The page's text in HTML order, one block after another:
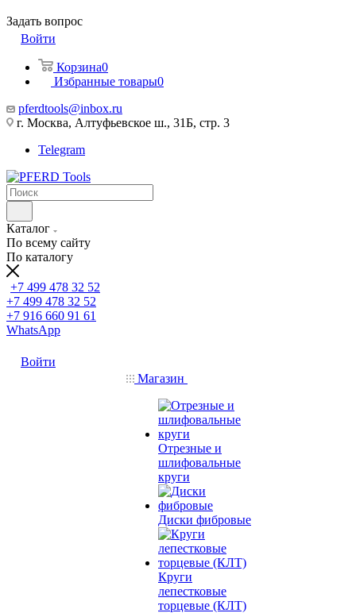
Задать вопрос
Войти
Корзина0
Избранные товары0
pferdtools@inbox.ru
г. Москва, Алтуфьевское ш., 31Б, стр. 3
Telegram
Каталог
По всему сайту
По каталогу
+7 499 478 32 52
+7 499 478 32 52
+7 916 660 91 61
WhatsApp
Войти
Магазин
Отрезные и
шлифовальные
круги
Диски фибровые
Круги
лепестковые
торцевые (КЛТ)